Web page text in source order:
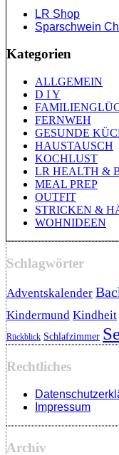
LR Shop
Sparschwein
Kategorien
ALLGEMEIN
D I Y
FERNWEH
GESUNDE
HAUSTAUSCH
KOCHLUST
LR HEALTH &
MEAL PREP
OUTFIT
STRICKEN &
WOHNIDEEN
Schlagwörter
Adventskalender
Kindermund Kindheit
Rückblick Schlafzimmer
Rechtliches
Impressum
Archiv